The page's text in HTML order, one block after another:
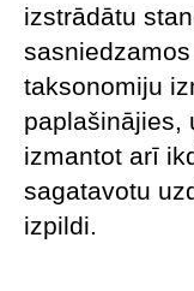
izstrādātu
taksonomiju
paplašinājies,
izmantot arī
sagatavotu
izpildi.